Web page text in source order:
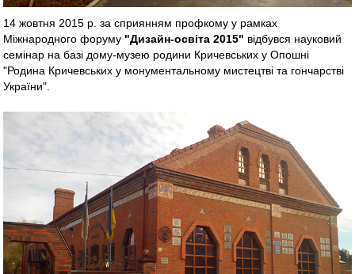
14 жовтня 2015 р. за сприянням профкому у рамках
Міжнародного форуму "Дизайн-освіта 2015" відбувся науковий
семінар на базі дому-музею родини Кричевських у Опошні
"Родина Кричевських у монументальному мистецтві та гончарстві
України".